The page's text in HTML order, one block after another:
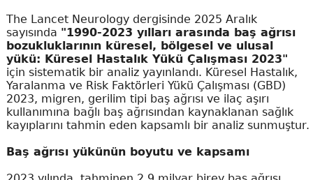
The Lancet Neurology dergisinde 2025 Aralık
sayısında "1990-2023 yılları arasında baş ağrısı
bozukluklarının küresel, bölgesel ve ulusal
yükü: Küresel Hastalık Yükü Çalışması 2023"
için sistematik bir analiz yayınlandı. Küresel Hastalık,
Yaralanma ve Risk Faktörleri Yükü Çalışması (GBD)
2023, migren, gerilim tipi baş ağrısı ve ilaç aşırı
kullanımına bağlı baş ağrısından kaynaklanan sağlık
kayıplarını tahmin eden kapsamlı bir analiz sunmuştur.
Baş ağrısı yükünün boyutu ve kapsamı